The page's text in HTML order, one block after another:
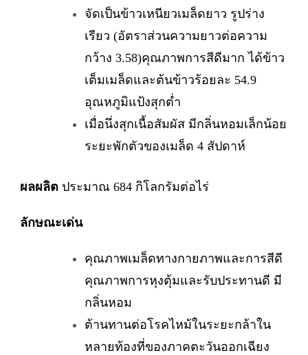
จัดเป็นข้าวเหนียวเมล็ดยาว รูปร่าง
เรียว (อัตราส่วนความยาวต่อความ
กว้าง 3.58)คุณภาพการสีดีมาก ได้ข้าว
เต็มเมล็ดและต้นข้าวร้อยละ 54.9
อุณหภูมิแป้งสุกต่ำ
เมื่อนึ่งสุกเนื้อสัมผัส มีกลิ่นหอมเล็กน้อย
ระยะพักตัวของเมล็ด 4 สัปดาห์
ผลผลิต ประมาณ 684 กิโลกรัมต่อไร่
ลักษณะเด่น
คุณภาพเมล็ดทางกายภาพและการสีดี
คุณภาพการหุงตุ้มและรับประทานดี มี
กลิ่นหอม
ต้านทานต่อโรคไหม้ในระยะกล้าใน
หลายท้องที่ของภาคตะวันออกเฉียง